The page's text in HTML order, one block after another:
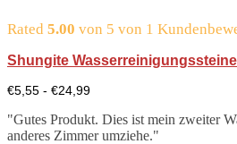
Rated 5.00 von 5 von 1
Shungite
€5,55 - €24,99Preisspanne:
bis
€24,99
"Gutes Produkt. Dies ist mein zweiter
anderes Zimmer umziehe."